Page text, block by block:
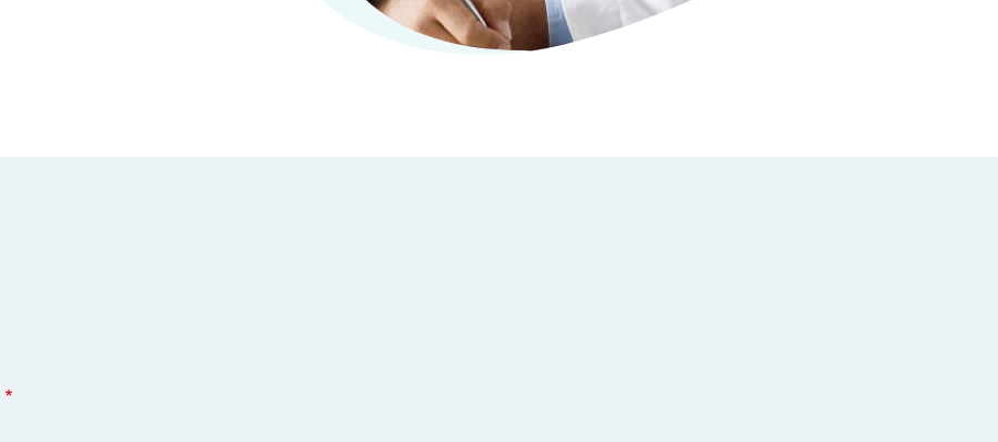
Maison de soins psychiatrique
MSP Belle-Vue à Athus